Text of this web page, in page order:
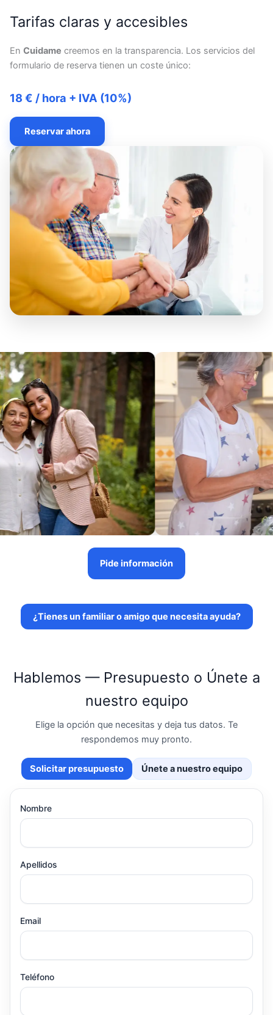
Tarifas claras y accesibles
En Cuidame creemos en la transparencia. Los servicios del
formulario de reserva tienen un coste único:
18 € / hora + IVA (10%)
Reservar ahora
Pide información
¿Tienes un familiar o amigo que necesita ayuda?
Hablemos — Presupuesto o Únete a
nuestro equipo
Elige la opción que necesitas y deja tus datos. Te
respondemos muy pronto.
Solicitar presupuesto Únete a nuestro equipo
Nombre
Apellidos
Email
Teléfono